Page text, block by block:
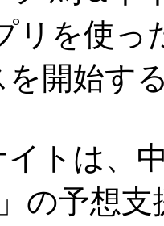
リを使っ
を開始す
トは、
」の予想